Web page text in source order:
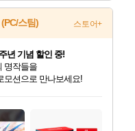
스팀) 스토어+
인가를 만나보세요!
함께 만나보세요!
가 적립까지!
택까지!
와 함께 예약하세요!
혜택으로 만나보세요!
택과 만나보세요!
명작들을
모션으로 만나보세요!
트 혜택까지!
보세요!
상시 할인!
판매 중
하세요